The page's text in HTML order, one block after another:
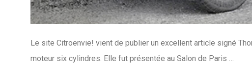
Le site Citroenvie! vient de publier un excellent article signé
moteur six cylindres. Elle fut présentée au Salon de Paris …